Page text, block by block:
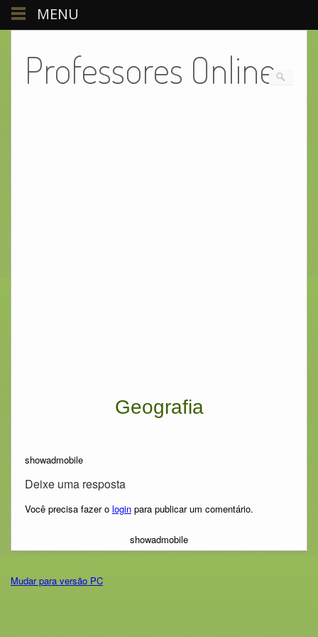
Professores Online
Geografia
showadmobile
Deixe uma resposta
Você precisa fazer o loginpara publicar um comentário.
showadmobile
Mudar para versão PC
MENU